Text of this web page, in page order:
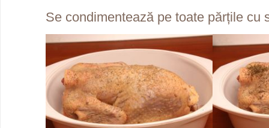
Se condimentează pe toate părțile cu